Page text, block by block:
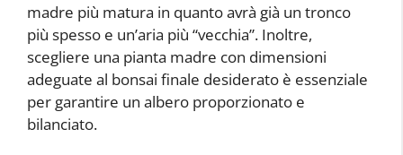
madre più matura in quanto avrà già un tronco
più spesso e un’aria più “vecchia”. Inoltre,
scegliere una pianta madre con dimensioni
adeguate al bonsai finale desiderato è essenziale
per garantire un albero proporzionato e
bilanciato.